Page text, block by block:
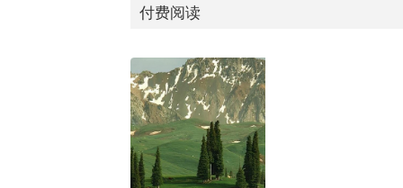
付费阅读